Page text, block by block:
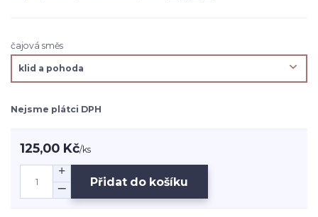
čajová směs
Nejsme plátci DPH
125,00 Kč/ks
Přidat do košíku